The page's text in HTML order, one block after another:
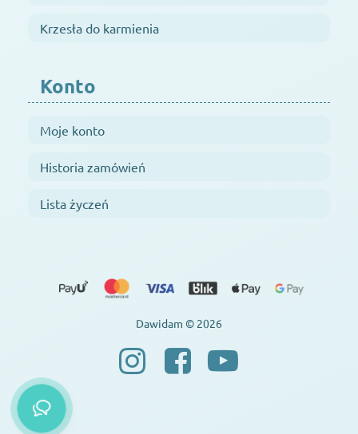
Krzesła do karmienia
Konto
Moje konto
Historia zamówień
Lista życzeń
Dawidam © 2026